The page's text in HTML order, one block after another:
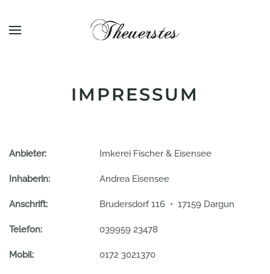
Zum Hauptinhalt springen
IMPRESSUM
Anbieter: Imkerei Fischer & Eisensee
Inhaberin: Andrea Eisensee
Anschrift: Brudersdorf 116 • 17159 Dargun
Telefon: 039959 23478
Mobil: 0172 3021370